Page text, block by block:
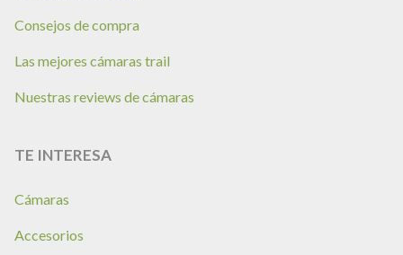
Consejos de compra
Las mejores cámaras trail
Nuestras reviews de cámaras
TE INTERESA
Cámaras
Accesorios